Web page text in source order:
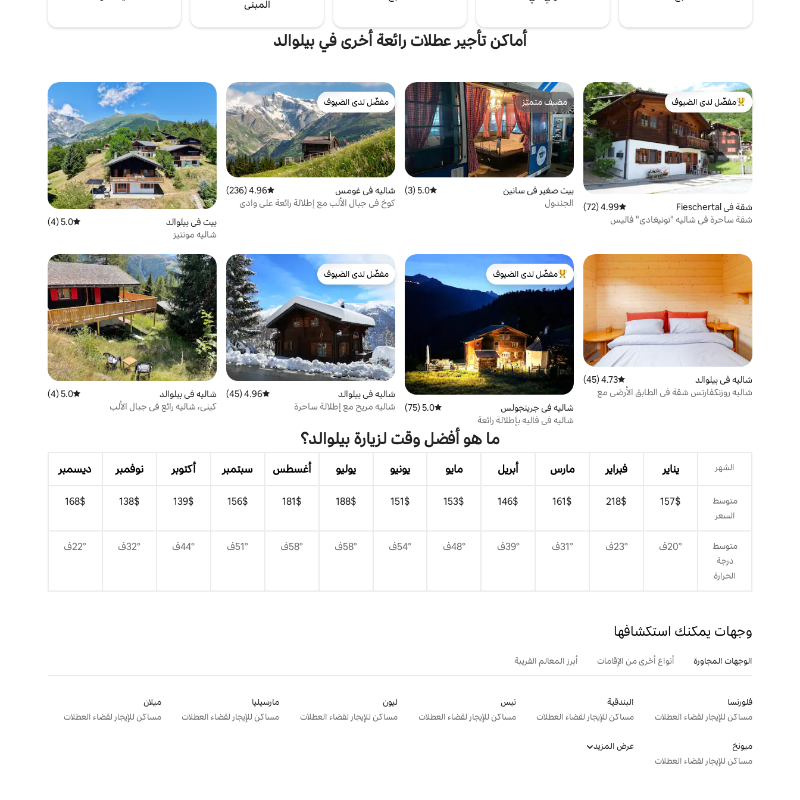
مزدوج (عرض 140 سم، مناسبة لشخصين)
ودش/مرحاض خاص بها. ملاحظات مهمة: الدرج
الشاليه بأكمله في غضون 30 دقيقة. الميزات:
المطبخ: مجهز تجهيزًا جيدًا بالثلاجة والموقد
وأواني الطهي والأطباق. تتوفر بعض الأساسيات
مثل المعكرونة والتوابل. يقع أقرب متجر بقالة
(فولغ) على بعد حوالي 250 مترًا. القهوة: تتوفر
ماكينة إعداد قهوة من نوع Nespresso.
التنظيف: يتم توفير مناشف التنظيف والمطبخ،
بما في ذلك لوازم التنظيف. الحمام: أحضر
المناشف والشامبو وجل الاستحمام الخاص بك.
يتوفر ورق التواليت ومجفف الشعر. ملاحظات
إضافية: غير مسموح باصطحاب الحيوانات
الأليفة. التدخين في الهواء الطلق فقط. غير
مناسب للأطفال الصغار (بسبب السلالم).
السويسرية. بيلوالد: نزهات ساحرة وإطلالات خلابة
على الجبال المحيطة. إشعارات الضيوف: يُرجى
إخبارنا ما إذا كان هناك شيء ينفد أو استبدله
حتى يتمكن الضيوف المستقبليون أيضًا من
الاستمتاع بإقامتهم.
المبنى
أماكن تأجير عطلات رائعة أخرى في بيلوالد
من أبرز البيوت المفضّلة لدى الضيوف
مفضّل لدى الضيوف
شقة في Fieschertal متوسط التقييم 4.99 من 5، 72 مراجعات
4.99 (72)
شقة ساحرة في شاليه "تونيغادي" فاليس
مضيف متميّز
مضيف متميّز
بيت صغير في سانين متوسط التقييم 5.0 من 5، 3 مراجعات
5.0 (3)
الجندول
مفضّل لدى الضيوف
مفضّل لدى الضيوف
شاليه في غومس متوسط التقييم 4.96 من 5، 236 مراجعات
4.96 (236)
كوخ في جبال الألب مع إطلالة رائعة على وادي
بيت في بيلوالد متوسط التقييم 5.0 من 5، 4 مراجعات
5.0 (4)
شاليه مونتيز
شاليه في بيلوالد متوسط التقييم 4.73 من 5، 45 مراجعات
4.73 (45)
شاليه روزنكفارتس شقة في الطابق الأرضي مع
من أبرز البيوت المفضّلة لدى الضيوف
مفضّل لدى الضيوف
شاليه في جرينجولس متوسط التقييم 5.0 من 5، 75 مراجعات
5.0 (75)
شاليه في فاليه بإطلالة رائعة
مفضّل لدى الضيوف
مفضّل لدى الضيوف
شاليه في بيلوالد متوسط التقييم 4.96 من 5، 45 مراجعات
4.96 (45)
شاليه مريح مع إطلالة ساحرة
شاليه في بيلوالد متوسط التقييم 5.0 من 5، 4 مراجعات
5.0 (4)
كيني، شاليه رائع في جبال الألب
ما هو أفضل وقت لزيارة بيلوالد؟
الشهر يناير فبراير مارس أبريل مايو يونيو يوليو أغسطس سبتمبر أكتوبر نوفمبر ديسمبر
متوسط
السعر
$‏157
$‏218
$‏161
$‏146
$‏153
$‏151
$‏188
$‏181
$‏156
$‏139
$‏138
$‏168
متوسط
درجة
الحرارة
20°ف 23°ف 31°ف 39°ف 48°ف 54°ف 58°ف 58°ف 51°ف 44°ف 32°ف 22°ف
وجهات يمكنك استكشافها
الوجهات المجاورة أنواع أخرى من الإقامات أبرز المعالم القريبة
فلورنسا
مساكن للإيجار لقضاء العطلات
البندقية
مساكن للإيجار لقضاء العطلات
نيس
مساكن للإيجار لقضاء العطلات
ليون
مساكن للإيجار لقضاء العطلات
مارسيليا
مساكن للإيجار لقضاء العطلات
ميلان
مساكن للإيجار لقضاء العطلات
ميونخ
مساكن للإيجار لقضاء العطلات
عرض المزيد